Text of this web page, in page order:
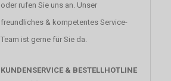
oder rufen Sie uns an. Unser
freundliches & kompetentes Service-
Team ist gerne für Sie da.
KUNDENSERVICE & BESTELLHOTLINE